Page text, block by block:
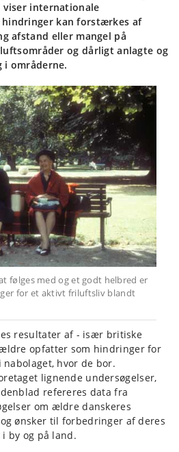
viser internationale
hindringer kan forstærkes af
afstand eller mangel på
og dårligt anlagte og
områderne.
følges med og et godt helbred er
for et aktivt friluftsliv blandt
resultater af - især britiske
opfatter som hindringer for
hvor de bor.
lignende undersøgelser,
refereres data fra
om ældre danskeres
ønsker til forbedringer af deres
by og på land.